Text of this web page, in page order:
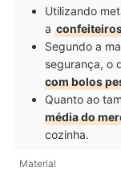
Utilizando
a
Segundo a
segurança, o
com bolos
Quanto ao
média do
cozinha.
Material